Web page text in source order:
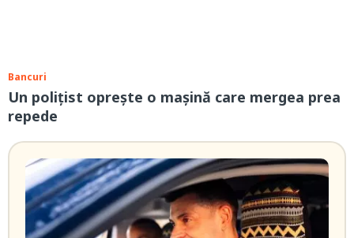
Bancuri
Un polițist oprește o mașină care mergea prea
repede